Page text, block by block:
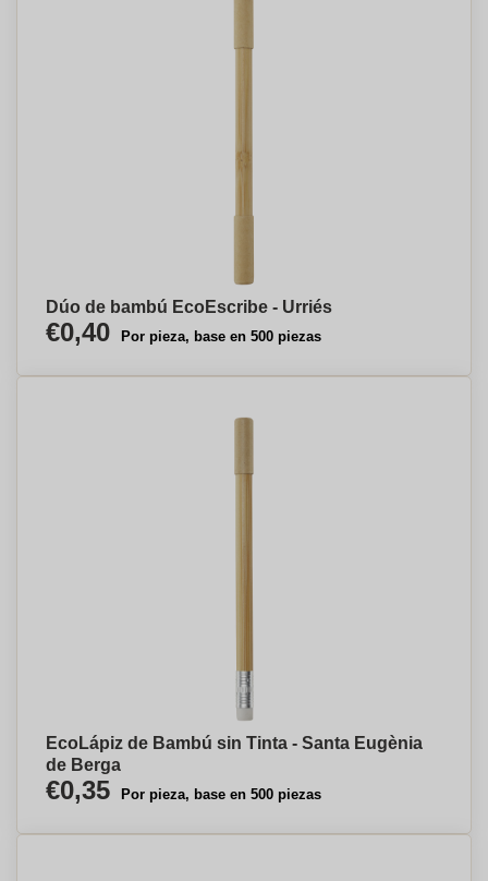
Dúo de bambú EcoEscribe - Urriés
€0,40 Por pieza, base en 500 piezas
EcoLápiz de Bambú sin Tinta - Santa Eugènia
de Berga
€0,35 Por pieza, base en 500 piezas